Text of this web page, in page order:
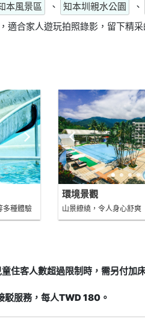
本風景區 、 知本圳親水公園 、
，適合家人遊玩拍照錄影，留下精采
多種體驗
環境景觀
山景繚繞，令人身心舒爽
住客人數超過限制時，需另付加
駁服務，每人TWD 180。